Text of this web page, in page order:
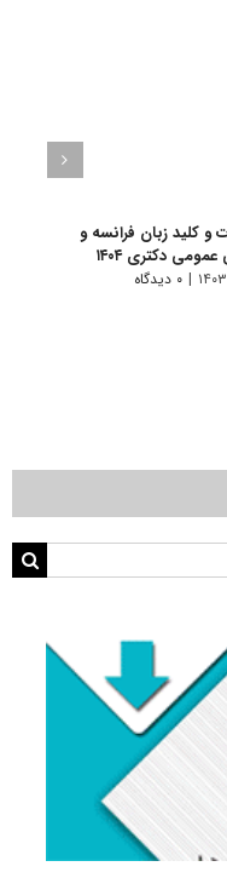
و کلید زبان فرانسه و
عمومی دکتری ۱۴۰۴
| ۰ دیدگاه